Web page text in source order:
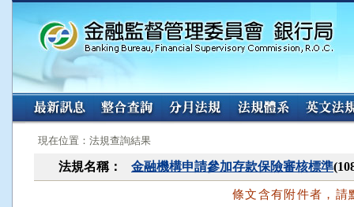
:::
現在位置：法規查詢結果
法規名稱： 金融機構申請參加存款保險審核標準
條文含有附件者，請